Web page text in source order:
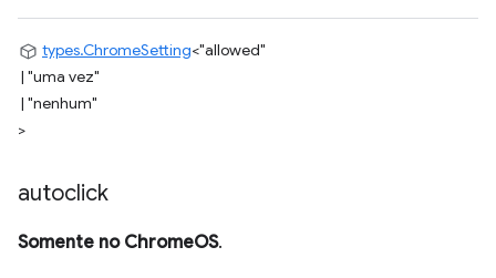
types.ChromeSetting<"allowed"
| "uma vez"
| "nenhum"
>
autoclick
Somente no ChromeOS.